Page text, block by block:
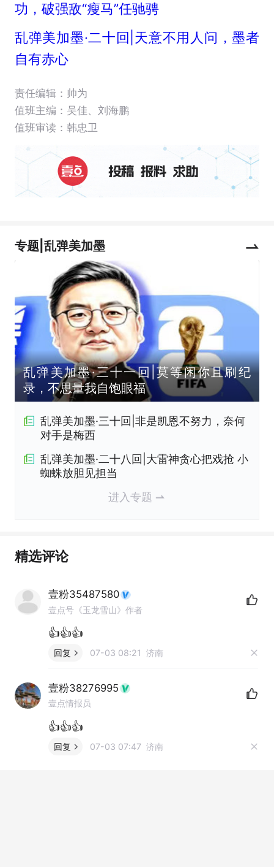
功，破强敌“瘦马”任驰骋
乱弹美加墨·二十回|天意不用人问，墨者
自有赤心
责任编辑：帅为
值班主编： 吴佳
刘海鹏
值班审读：韩忠卫
专题|乱弹美加墨
乱弹美加墨·三十一回|莫等闲你且刷纪
录，不思量我自饱眼福
乱弹美加墨·三十回|非是凯恩不努力，奈何
对手是梅西
乱弹美加墨·二十八回|大雷神贪心把戏抢 小
蜘蛛放胆见担当
进入专题
精选评论
壹粉35487580
壹点号《玉龙雪山》作者
👍👍👍
回复 07-03 08:21 济南
壹粉38276995
壹点情报员
👍👍👍
回复 07-03 07:47 济南